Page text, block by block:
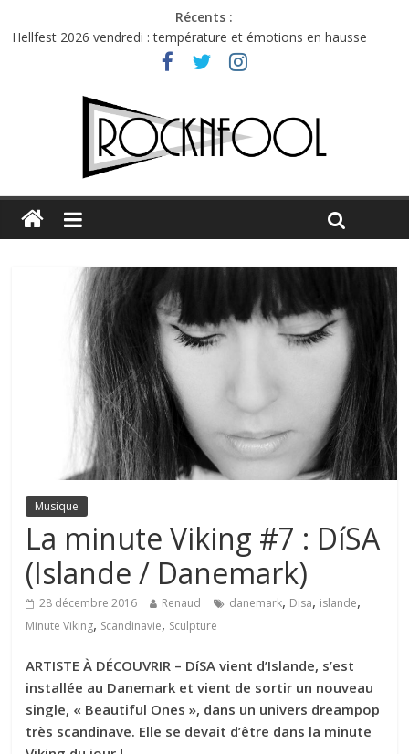
Récents :
Hellfest 2026 vendredi : température et émotions en hausse
Hellfest 2026 jeudi : impossible de choisir entre chaleur et bonne
Première édition du Midgard Festival : entre bière, métal et
Charlie Puth à l’Olympia : la leçon de pop du Professeur Puth
Jon Spencer & the HITmakers : coup de chaud au café Atlantik
Musique
La minute Viking #7 : DíSA
(Islande / Danemark)
28 décembre 2016 Renaud danemark, Disa, islande,
Minute Viking, Scandinavie, Sculpture
ARTISTE À DÉCOUVRIR – DíSA vient d’Islande, s’est
installée au Danemark et vient de sortir un nouveau
single, « Beautiful Ones », dans un univers dreampop
très scandinave. Elle se devait d’être dans la minute